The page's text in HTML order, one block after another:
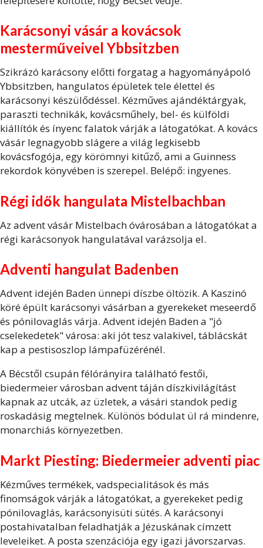
Karácsonyi vásár a kovácsok
mesterműveivel Ybbsitzben
Szikrázó karácsony előtti forgatag a hagyományápoló
Ybbsitzben, hangulatos épületek tele élettel és
karácsonyi készülődéssel. Kézműves ajándéktárgyak,
paraszti technikák, kovácsműhely, bel- és külföldi
kiállítók és ínyenc falatok várják a látogatókat. A kovács
vásár legnagyobb slágere a világ legkisebb
kovácsfogója, egy körömnyi kitűző, ami a Guinness
rekordok könyvében is szerepel. Belépő: ingyenes.
Régi idők hangulata Mistelbachban
Az advent vásár Mistelbach óvárosában a látogatókat a
régi karácsonyok hangulatával varázsolja el.
Adventi hangulat Badenben
Advent idején Baden ünnepi díszbe öltözik. A Kaszinó
köré épült karácsonyi vásárban a gyerekeket meseerdő
és pónilovaglás várja. Advent idején Baden a "jó
cselekedetek" városa: aki jót tesz valakivel, táblácskát
kap a pestisoszlop lámpafüzérénél.
A Bécstől csupán félórányira található festői,
biedermeier városban advent táján díszkivilágítást
kapnak az utcák, az üzletek, a vásári standok pedig
roskadásig megtelnek. Különös bódulat ül rá mindenre,
monarchiás környezetben.
Markt Piesting: Biedermeier adventi piac
Kézműves termékek, vadspecialitások és más
finomságok várják a látogatókat, a gyerekeket pedig
pónilovaglás, karácsonyisüti sütés. A karácsonyi
postahivatalban feladhatják a Jézuskának címzett
leveleiket. A posta szenzációja egy igazi jávorszarvas.